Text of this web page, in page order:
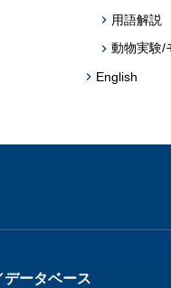
用語解説
動物実験/
English
データベース